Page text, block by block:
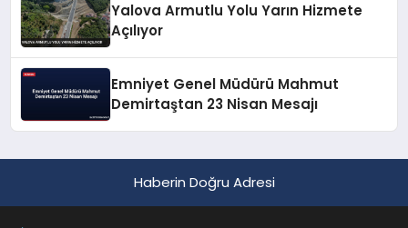
Yalova Armutlu Yolu Yarın Hizmete
Açılıyor
Emniyet Genel Müdürü Mahmut
Demirtaştan 23 Nisan Mesajı
Haberin Doğru Adresi